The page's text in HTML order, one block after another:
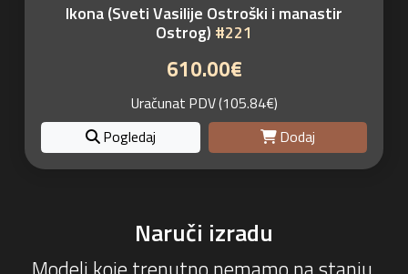
Ikona (Sveti Vasilije Ostroški i manastir
Ostrog) #221
610.00€
Uračunat PDV (105.84€)
Pogledaj
Dodaj
Naruči izradu